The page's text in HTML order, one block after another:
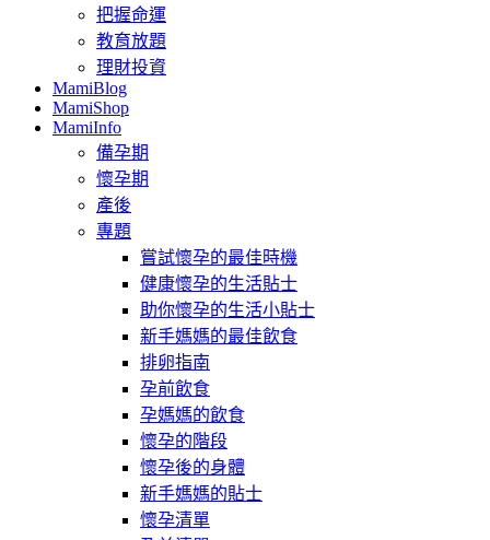
把握命運
教育放題
理財投資
MamiBlog
MamiShop
MamiInfo
備孕期
懷孕期
產後
專題
嘗試懷孕的最佳時機
健康懷孕的生活貼士
助你懷孕的生活小貼士
新手媽媽的最佳飲食
排卵指南
孕前飲食
孕媽媽的飲食
懷孕的階段
懷孕後的身體
新手媽媽的貼士
懷孕清單